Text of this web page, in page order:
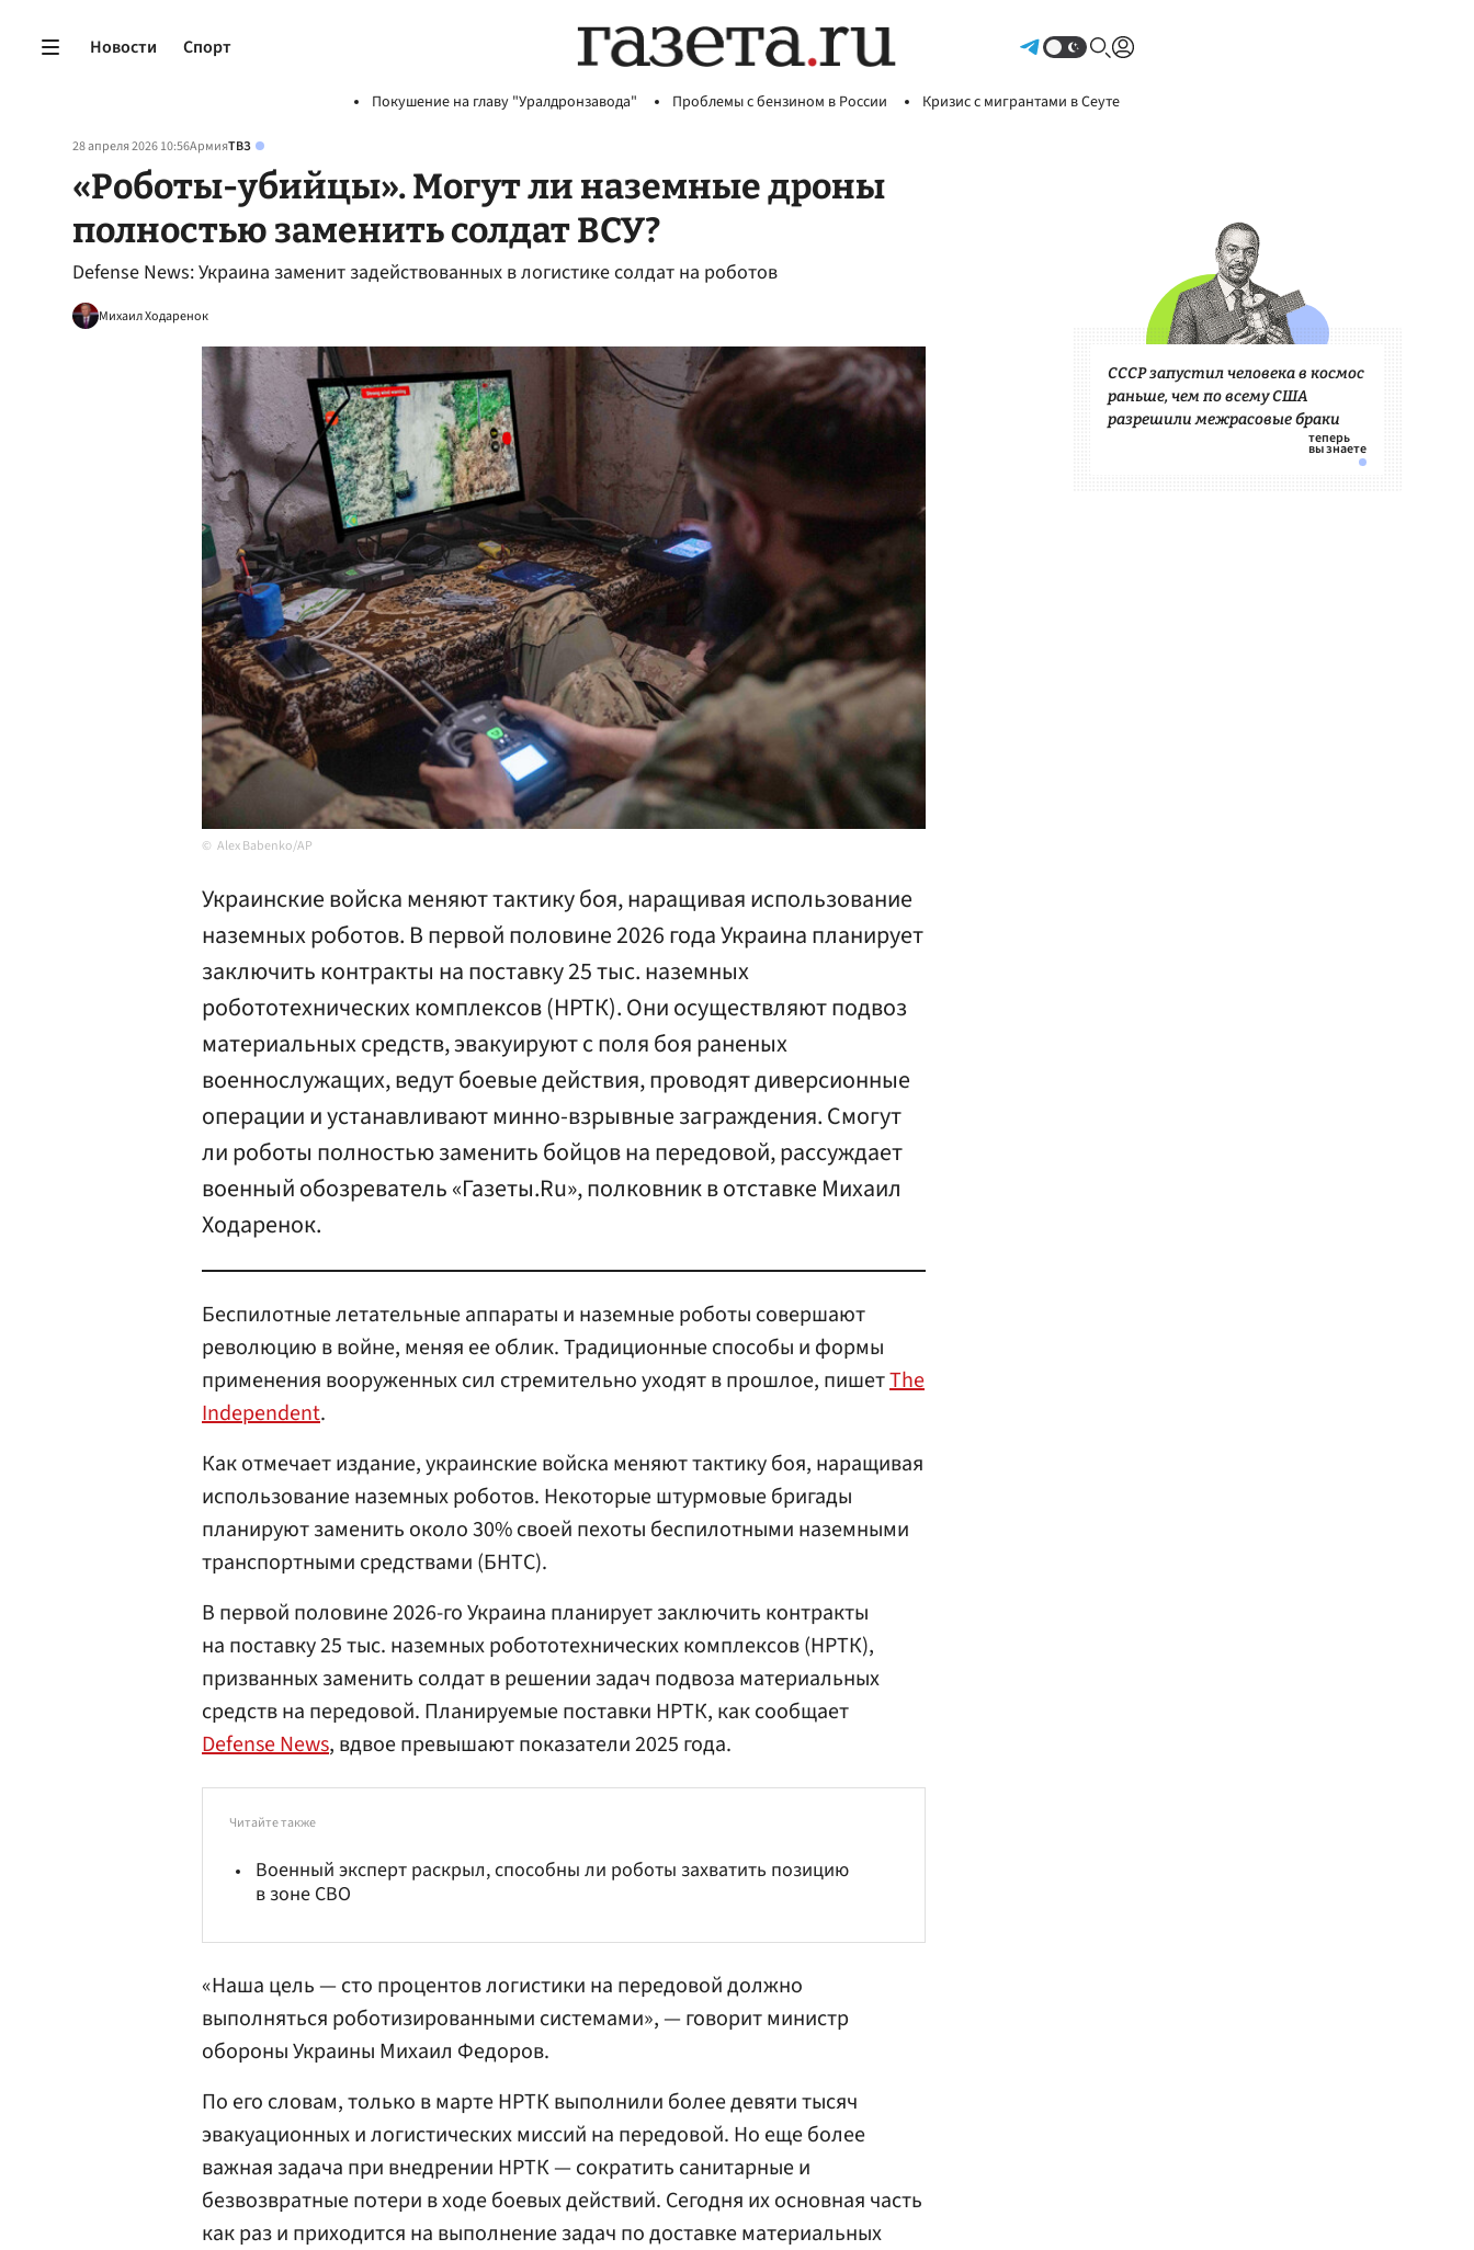
Новости Спорт
Покушение на главу "Уралдронзавода" Проблемы с бензином в России Кризис с мигрантами в Сеуте
28 апреля 2026 10:56АрмияТВЗ
«Роботы-убийцы». Могут ли наземные дроны
полностью заменить солдат ВСУ?
Defense News: Украина заменит задействованных в логистике солдат на роботов
Михаил Ходаренок
Alex Babenko/AP
Украинские войска меняют тактику боя, наращивая использование
наземных роботов. В первой половине 2026 года Украина планирует
заключить контракты на поставку 25 тыс. наземных
робототехнических комплексов (НРТК). Они осуществляют подвоз
материальных средств, эвакуируют с поля боя раненых
военнослужащих, ведут боевые действия, проводят диверсионные
операции и устанавливают минно-взрывные заграждения. Смогут
ли роботы полностью заменить бойцов на передовой, рассуждает
военный обозреватель «Газеты.Ru», полковник в отставке Михаил
Ходаренок.
Беспилотные летательные аппараты и наземные роботы совершают
революцию в войне, меняя ее облик. Традиционные способы и формы
применения вооруженных сил стремительно уходят в прошлое, пишетThe
Independent.
Как отмечает издание, украинские войска меняют тактику боя, наращивая
использование наземных роботов. Некоторые штурмовые бригады
планируют заменить около 30% своей пехоты беспилотными наземными
транспортными средствами (БНТС).
В первой половине 2026-го Украина планирует заключить контракты
на поставку 25 тыс. наземных робототехнических комплексов (НРТК),
призванных заменить солдат в решении задач подвоза материальных
средств на передовой. Планируемые поставки НРТК, как сообщает
Defense News, вдвое превышают показатели 2025 года.
Читайте также
Военный эксперт раскрыл, способны ли роботы захватить позицию
в зоне СВО
«Наша цель — сто процентов логистики на передовой должно
выполняться роботизированными системами», — говорит министр
обороны Украины Михаил Федоров.
По его словам, только в марте НРТК выполнили более девяти тысяч
эвакуационных и логистических миссий на передовой. Но еще более
важная задача при внедрении НРТК — сократить санитарные и
безвозвратные потери в ходе боевых действий. Сегодня их основная часть
как раз и приходится на выполнение задач по доставке материальных
СССР запустил человека в космос
раньше, чем по всему США
разрешили межрасовые браки